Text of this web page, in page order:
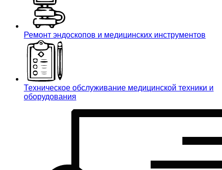
Ремонт эндоскопов и медицинских инструментов
Техническое обслуживание медицинской техники и
оборудования